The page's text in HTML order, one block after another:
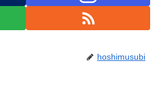
hoshimusubi